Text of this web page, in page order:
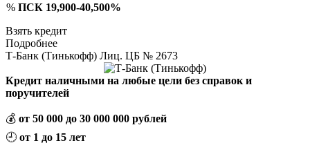
% ПСК 19,900-40,500%
Взять кредит
Подробнее
Т-Банк (Тинькофф) Лиц. ЦБ № 2673
Кредит наличными на любые цели без справок и
поручителей
💰 от 50 000 до 30 000 000 рублей
🕘 от 1 до 15 лет